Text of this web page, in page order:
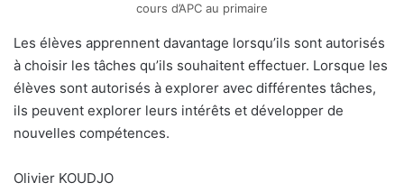
cours d’APC au primaire
Les élèves apprennent davantage lorsqu’ils sont autorisés
à choisir les tâches qu’ils souhaitent effectuer. Lorsque les
élèves sont autorisés à explorer avec différentes tâches,
ils peuvent explorer leurs intérêts et développer de
nouvelles compétences.
Olivier KOUDJO